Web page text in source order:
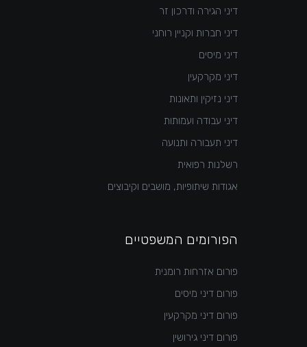
דיני הגירה ודרכון זר
דיני חברות וקניין רוחני
דיני מיסים
דיני מקרקעין
דיני נזיקין ותאונות
דיני עבודה ועמותות
דיני תעבורה ותנועה
רשלנות רפואית
אגודות שיתופיות, מושבים וקיבוצים
הפורומים המשפטיים
פורום אזרחות רומנית
פורום דיני מיסים
פורום דיני מקרקעין
פורום דיני גירושין